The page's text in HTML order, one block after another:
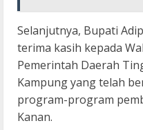
Selanjutnya, Bupati
terima kasih kepada
Pemerintah Daerah
Kampung yang telah
program-program
Kanan.